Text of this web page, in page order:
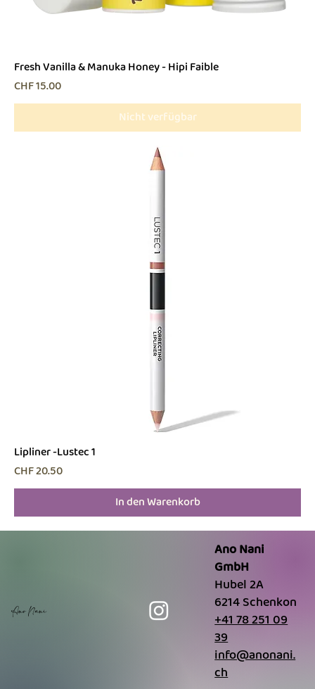
Fresh Vanilla & Manuka Honey - Hipi Faible
Preis
CHF 15.00
Nicht verfügbar
Lipliner -Lustec 1
Preis
CHF 20.50
In den Warenkorb
Ano Nani
Ano Nani
GmbH
Hubel 2A
6214 Schenkon
+41 78 251 09
39
info@anonani.
ch